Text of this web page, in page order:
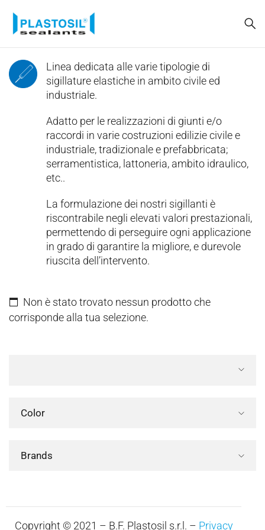
Linea dedicata alle varie tipologie di
sigillature elastiche in ambito civile ed
industriale.
Adatto per le realizzazioni di giunti e/o
raccordi in varie costruzioni edilizie civile e
industriale, tradizionale e prefabbricata;
serramentistica, lattoneria, ambito idraulico,
etc..
La formulazione dei nostri sigillanti è
riscontrabile negli elevati valori prestazionali,
permettendo di perseguire ogni applicazione
in grado di garantire la migliore, e durevole
riuscita dell’intervento.
Non è stato trovato nessun prodotto che
corrisponde alla tua selezione.
Color
Brands
Copyright © 2021 – B.F. Plastosil s.r.l. – Privacy